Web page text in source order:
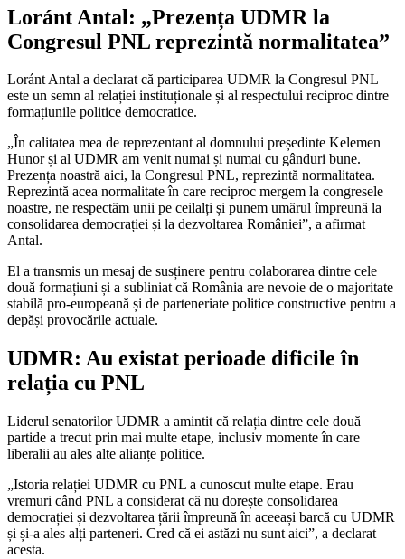
Loránt Antal: „Prezența UDMR la
Congresul PNL reprezintă normalitatea”
Loránt Antal a declarat că participarea UDMR la Congresul PNL
este un semn al relației instituționale și al respectului reciproc dintre
formațiunile politice democratice.
„În calitatea mea de reprezentant al domnului președinte Kelemen
Hunor și al UDMR am venit numai și numai cu gânduri bune.
Prezența noastră aici, la Congresul PNL, reprezintă normalitatea.
Reprezintă acea normalitate în care reciproc mergem la congresele
noastre, ne respectăm unii pe ceilalți și punem umărul împreună la
consolidarea democrației și la dezvoltarea României”, a afirmat
Antal.
El a transmis un mesaj de susținere pentru colaborarea dintre cele
două formațiuni și a subliniat că România are nevoie de o majoritate
stabilă pro-europeană și de parteneriate politice constructive pentru a
depăși provocările actuale.
UDMR: Au existat perioade dificile în
relația cu PNL
Liderul senatorilor UDMR a amintit că relația dintre cele două
partide a trecut prin mai multe etape, inclusiv momente în care
liberalii au ales alte alianțe politice.
„Istoria relației UDMR cu PNL a cunoscut multe etape. Erau
vremuri când PNL a considerat că nu dorește consolidarea
democrației și dezvoltarea țării împreună în aceeași barcă cu UDMR
și și-a ales alți parteneri. Cred că ei astăzi nu sunt aici”, a declarat
acesta.